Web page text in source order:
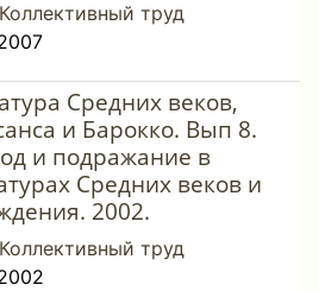
Коллективный труд
Средних веков,
и Барокко. Вып 8.
и подражание в
Средних веков и
2002.
Коллективный труд